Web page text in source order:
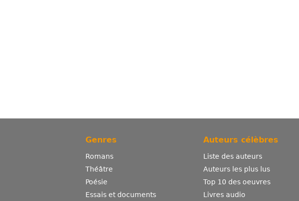
Genres
Romans
Théâtre
Poésie
Essais et documents
Auteurs célèbres
Liste des auteurs
Auteurs les plus lus
Top 10 des oeuvres
Livres audio